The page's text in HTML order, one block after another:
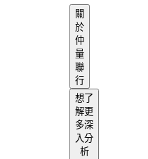
關
於
仲
量
聯
行
想了
解更
多深
入分
析